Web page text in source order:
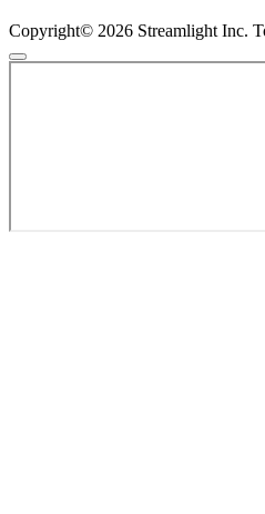
Copyright© 2026 Streamlight Inc.